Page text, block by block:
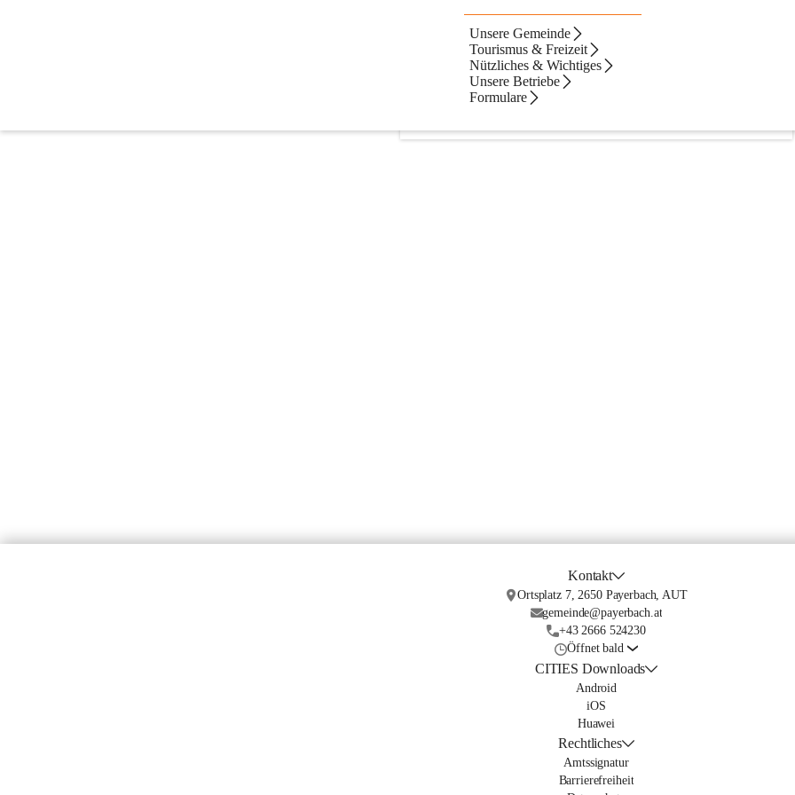
Unsere Gemeinde
Tourismus & Freizeit
Nützliches & Wichtiges
Unsere Betriebe
Formulare
Beste Resultate Artikel
Suchergebnisse
Suchergebnisse:
Digitale Amtstafel
Kontakt
Ortsplatz 7, 2650 Payerbach, AUT
gemeinde@payerbach.at
+43 2666 524230
Öffnet bald
CITIES Downloads
Android
iOS
Huawei
Rechtliches
Amtssignatur
Barrierefreiheit